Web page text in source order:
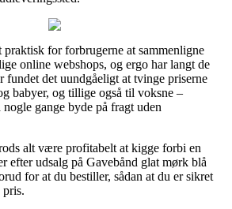
for forbrugerne at sammenligne
online webshops, og ergo har langt de
fundet det uundgåeligt at tvinge priserne
babyer, og tillige også til voksne –
gange byde på fragt uden
alt være profitabelt at kigge forbi en
efter udsalg på Gavebånd glat mørk blå
for at du bestiller, sådan at du er sikret
pris.